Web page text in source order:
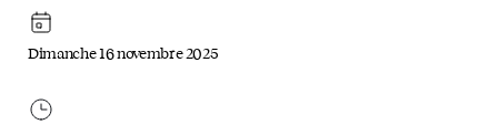
Dimanche 16 novembre 2025